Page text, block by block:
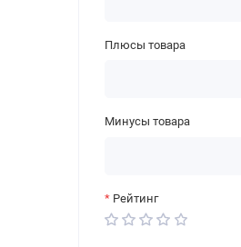
Плюсы товара
Минусы товара
Рейтинг